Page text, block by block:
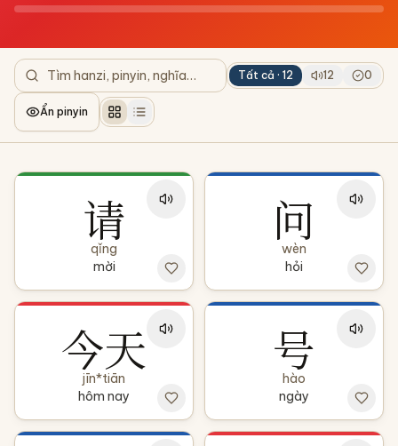
Tất cả · 12 12 0
Ẩn pinyin
请
qǐng
mời
问
wèn
hỏi
今天
jīn*tiān
hôm nay
号
hào
ngày